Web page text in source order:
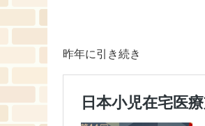
昨年に引き続き